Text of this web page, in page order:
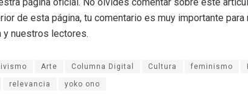
de esta página, tu comentario es muy importante para
y nuestros lectores.
Arte Columna Digital Cultura feminismo
relevancia yoko ono